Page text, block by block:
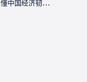
经济韧性活力